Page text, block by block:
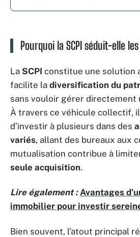
Pourquoi la SCPI séduit-elle
La SCPI constitue une solution
facilite la diversification du
sans vouloir gérer directement
À travers ce véhicule collectif,
d’investir à plusieurs dans des
variés, allant des bureaux aux
mutualisation contribue à
seule acquisition.
Lire également : Avantages
immobilier pour investir
Bien souvent, l’atout principal